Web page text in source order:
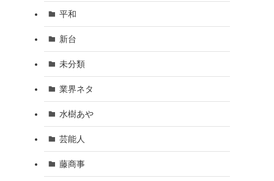
平和
新台
未分類
業界ネタ
水樹あや
芸能人
藤商事